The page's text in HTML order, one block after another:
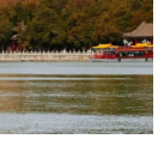
投资项目